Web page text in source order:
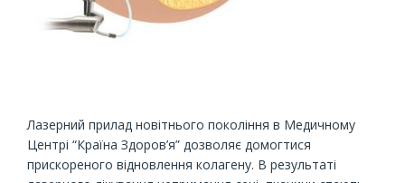
Лазерний прилад новітнього покоління в Медичному
Центрі “Країна Здоров’я” дозволяє домогтися
прискореного відновлення колагену. В результаті